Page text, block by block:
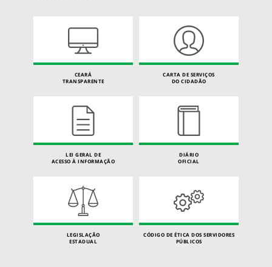
CEARÁ
TRANSPARENTE
CARTA DE SERVIÇOS
DO CIDADÃO
LEI GERAL DE
ACESSO À INFORMAÇÃO
DIÁRIO
OFICIAL
LEGISLAÇÃO
ESTADUAL
CÓDIGO DE ÉTICA DOS SERVIDORES
PÚBLICOS